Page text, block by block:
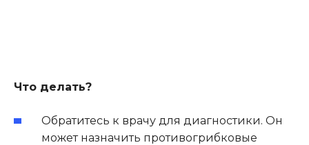
Что делать?
Обратитесь к врачу для диагностики. Он
может назначить противогрибковые